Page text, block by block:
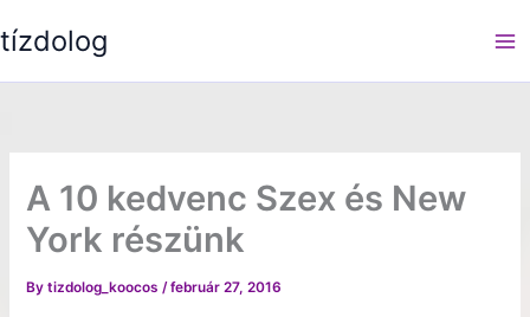
to
tízdolog
A 10 kedvenc Szex és New
York részünk
Bytizdolog_koocos/február 27, 2016